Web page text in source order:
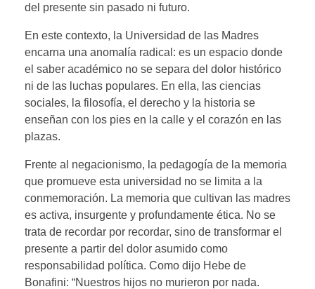
del presente sin pasado ni futuro.
En este contexto, la Universidad de las Madres
encarna una anomalía radical: es un espacio donde
el saber académico no se separa del dolor histórico
ni de las luchas populares. En ella, las ciencias
sociales, la filosofía, el derecho y la historia se
enseñan con los pies en la calle y el corazón en las
plazas.
Frente al negacionismo, la pedagogía de la memoria
que promueve esta universidad no se limita a la
conmemoración. La memoria que cultivan las madres
es activa, insurgente y profundamente ética. No se
trata de recordar por recordar, sino de transformar el
presente a partir del dolor asumido como
responsabilidad política. Como dijo Hebe de
Bonafini: “Nuestros hijos no murieron por nada.